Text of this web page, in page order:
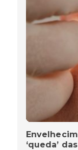
‘queda’